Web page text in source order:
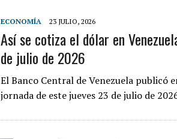
ECONOMÍA 23 JULIO, 2026
Así se cotiza el dólar en
de julio de 2026
El Banco Central de Venezuela publicó
jornada de este jueves 23 de julio de